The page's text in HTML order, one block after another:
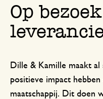
Op
Dille & Kamille maakt al
positieve impact
maatschappij. Dit doen